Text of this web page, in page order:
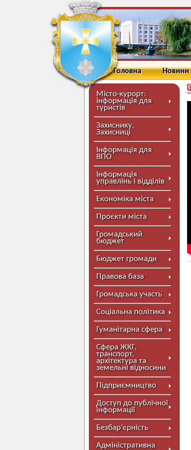
Головна Новини
Місто-курорт:
інформація для
туристів
Захиснику,
Захисниці
Інформація для
ВПО
Інформація
управлінь і відділів
Економіка міста
Проєкти міста
Громадський
бюджет
Бюджет громади
Правова база
Громадська участь
Соціальна політика
Гуманітарна сфера
Сфера ЖКГ,
транспорт,
архітектура та
земельні відносини
Підприємництво
Доступ до публічної
інформації
Безбар’єрність
Адміністративна